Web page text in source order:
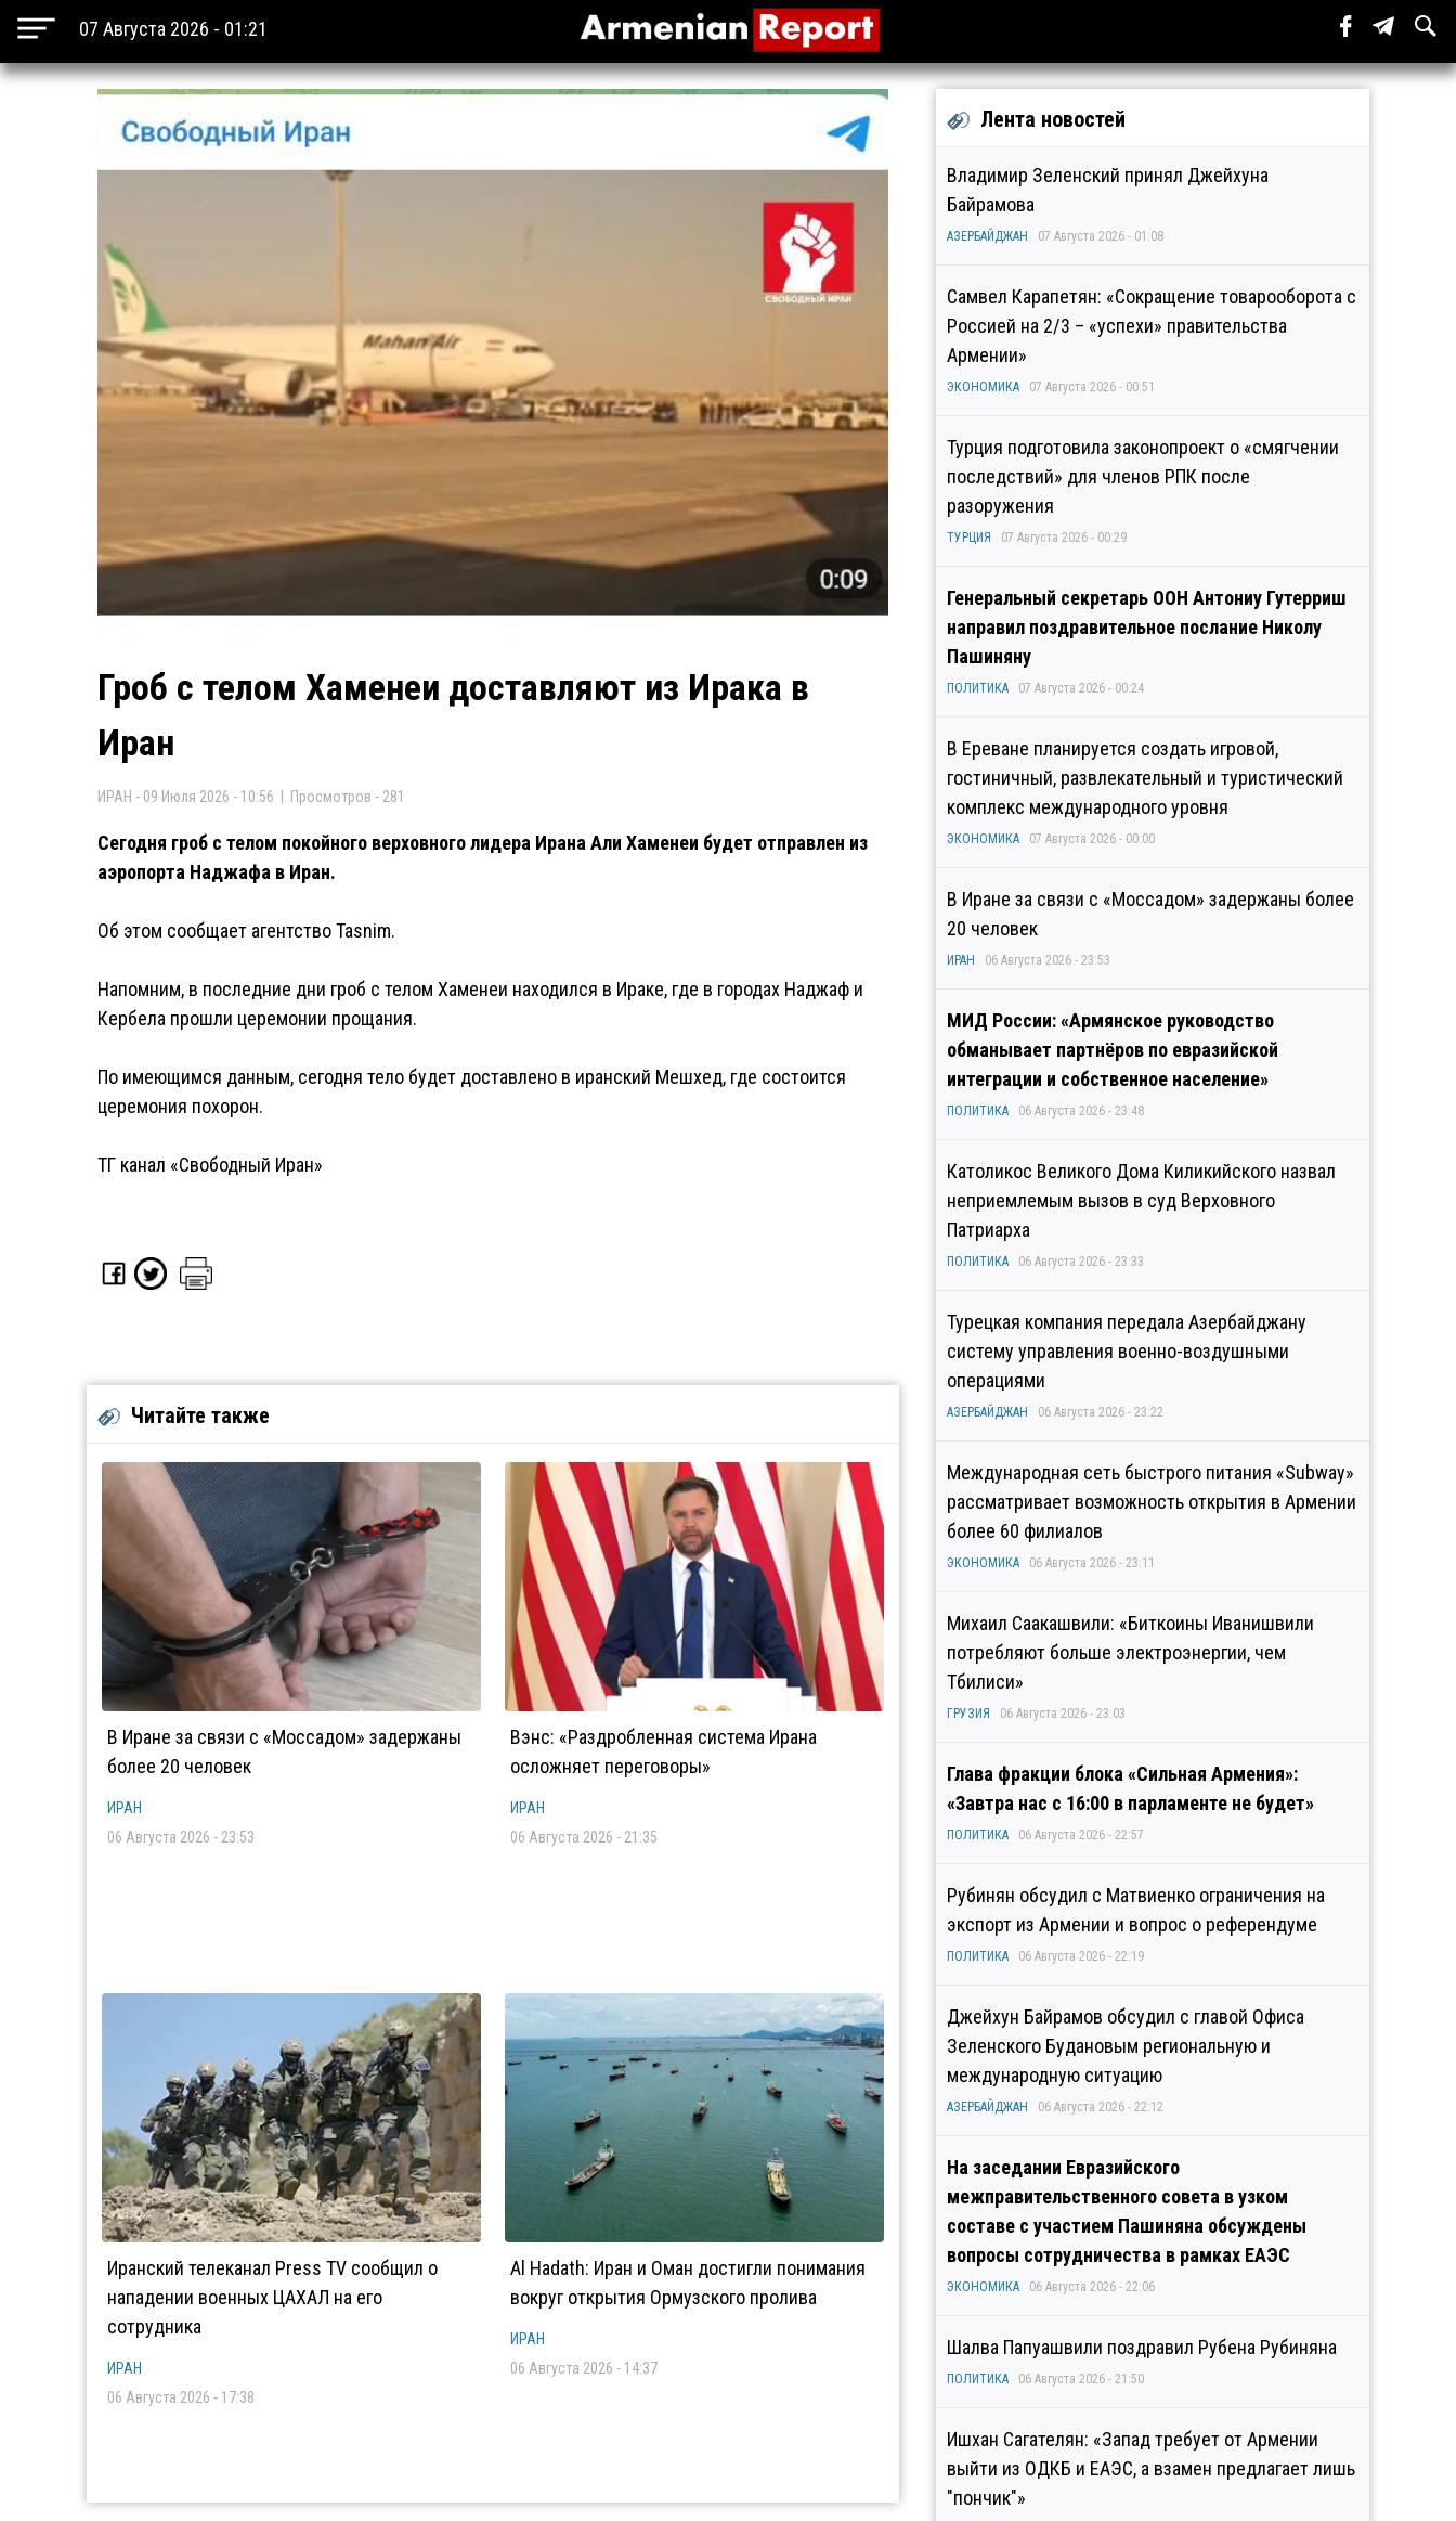
07 Августа 2026 - 01:21
Гроб с телом Хаменеи доставляют из Ирака в
Иран
ИРАН - 09 Июля 2026 - 10:56 | Просмотров - 281
Сегодня гроб с телом покойного верховного лидера Ирана Али Хаменеи будет отправлен из
аэропорта Наджафа в Иран.
Об этом сообщает агентство Tasnim.
Напомним, в последние дни гроб с телом Хаменеи находился в Ираке, где в городах Наджаф и
Кербела прошли церемонии прощания.
По имеющимся данным, сегодня тело будет доставлено в иранский Мешхед, где состоится
церемония похорон.
ТГ канал «Свободный Иран»
Читайте также
В Иране за связи с «Моссадом» задержаны
более 20 человек
ИРАН
06 Августа 2026 - 23:53
Вэнс: «Раздробленная система Ирана
осложняет переговоры»
ИРАН
06 Августа 2026 - 21:35
Иранский телеканал Press TV сообщил о
нападении военных ЦАХАЛ на его
сотрудника
ИРАН
06 Августа 2026 - 17:38
Al Hadath: Иран и Оман достигли понимания
вокруг открытия Ормузского пролива
ИРАН
06 Августа 2026 - 14:37
Лента новостей
Владимир Зеленский принял Джейхуна
Байрамова
АЗЕРБАЙДЖАН 07 Августа 2026 - 01:08
Самвел Карапетян: «Сокращение товарооборота с
Россией на 2/3 – «успехи» правительства
Армении»
ЭКОНОМИКА 07 Августа 2026 - 00:51
Турция подготовила законопроект о «смягчении
последствий» для членов РПК после
разоружения
ТУРЦИЯ 07 Августа 2026 - 00:29
Генеральный секретарь ООН Антониу Гутерриш
направил поздравительное послание Николу
Пашиняну
ПОЛИТИКА 07 Августа 2026 - 00:24
В Ереване планируется создать игровой,
гостиничный, развлекательный и туристический
комплекс международного уровня
ЭКОНОМИКА 07 Августа 2026 - 00:00
В Иране за связи с «Моссадом» задержаны более
20 человек
ИРАН 06 Августа 2026 - 23:53
МИД России: «Армянское руководство
обманывает партнёров по евразийской
интеграции и собственное население»
ПОЛИТИКА 06 Августа 2026 - 23:48
Католикос Великого Дома Киликийского назвал
неприемлемым вызов в суд Верховного
Патриарха
ПОЛИТИКА 06 Августа 2026 - 23:33
Турецкая компания передала Азербайджану
систему управления военно-воздушными
операциями
АЗЕРБАЙДЖАН 06 Августа 2026 - 23:22
Международная сеть быстрого питания «Subway»
рассматривает возможность открытия в Армении
более 60 филиалов
ЭКОНОМИКА 06 Августа 2026 - 23:11
Михаил Саакашвили: «Биткоины Иванишвили
потребляют больше электроэнергии, чем
Тбилиси»
ГРУЗИЯ 06 Августа 2026 - 23:03
Глава фракции блока «Сильная Армения»:
«Завтра нас с 16:00 в парламенте не будет»
ПОЛИТИКА 06 Августа 2026 - 22:57
Рубинян обсудил с Матвиенко ограничения на
экспорт из Армении и вопрос о референдуме
ПОЛИТИКА 06 Августа 2026 - 22:19
Джейхун Байрамов обсудил с главой Офиса
Зеленского Будановым региональную и
международную ситуацию
АЗЕРБАЙДЖАН 06 Августа 2026 - 22:12
На заседании Евразийского
межправительственного совета в узком
составе с участием Пашиняна обсуждены
вопросы сотрудничества в рамках ЕАЭС
ЭКОНОМИКА 06 Августа 2026 - 22:06
Шалва Папуашвили поздравил Рубена Рубиняна
ПОЛИТИКА 06 Августа 2026 - 21:50
Ишхан Сагателян: «Запад требует от Армении
выйти из ОДКБ и ЕАЭС, а взамен предлагает лишь
"пончик"»